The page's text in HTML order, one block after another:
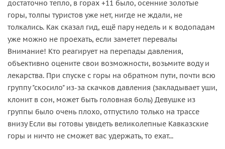
достаточно тепло, в горах +11 было, осенние золотые
горы, толпы туристов уже нет, нигде не ждали, не
толкались. Как сказал гид, ещё пару недель и к водопадам
уже можно не проехать, если заметет перевалы
Внимание! Кто реагирует на перепады давления,
объективно оцените свои возможности, возьмите воду и
лекарства. При спуске с горы на обратном пути, почти всю
группу "скосило" из-за скачков давления (закладывает уши,
клонит в сон, может быть головная боль) Девушке из
группы было очень плохо, отпустило только на трассе
внизу Если вы готовы увидеть великолепные Кавказские
горы и ничто не сможет вас удержать, то ехат...